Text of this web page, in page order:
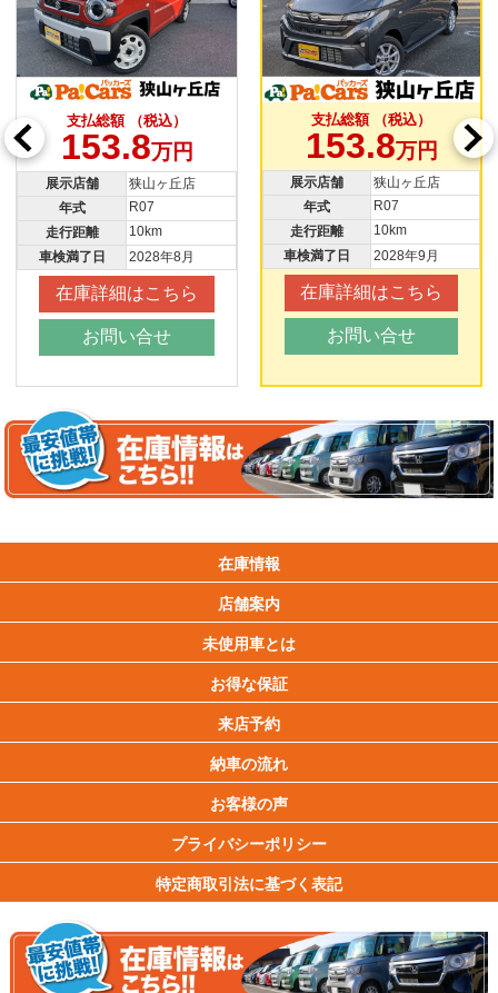
支払総額 （税込）
153.8万円
展示店舗
狭山ヶ丘店
年式
R07
走行距離
10km
車検満了日
2028年9月
在庫詳細はこちら
お問い合せ
支払総額 （税込）
156.8万円
展示店舗
川越店
年式
R07
走行距離
4km
車検満了日
2028年10月
在庫詳細はこちら
お問い合せ
在庫情報
店舗案内
未使用車とは
お得な保証
来店予約
納車の流れ
お客様の声
プライバシーポリシー
特定商取引法に基づく表記